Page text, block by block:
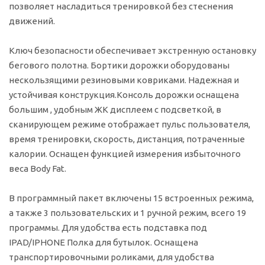
позволяет насладиться тренировкой без стеснения
движений.
Ключ безопасности обеспечивает экстренную остановку
бегового полотна. Бортики дорожки оборудованы
нескользящими резиновыми ковриками. Надежная и
устойчивая конструкция.Консоль дорожки оснащена
большим , удобным ЖК дисплеем с подсветкой, в
сканирующем режиме отображает пульс пользователя,
время тренировки, скорость, дистанция, потраченные
калории. Оснащен функцией измерения избыточного
веса Body Fat.
В программный пакет включены 15 встроенных режима,
а также 3 пользовательских и 1 ручной режим, всего 19
программы. Для удобства есть подставка под
IPAD/IPHONE Полка для бутылок. Оснащена
транспортировочными роликами, для удобства